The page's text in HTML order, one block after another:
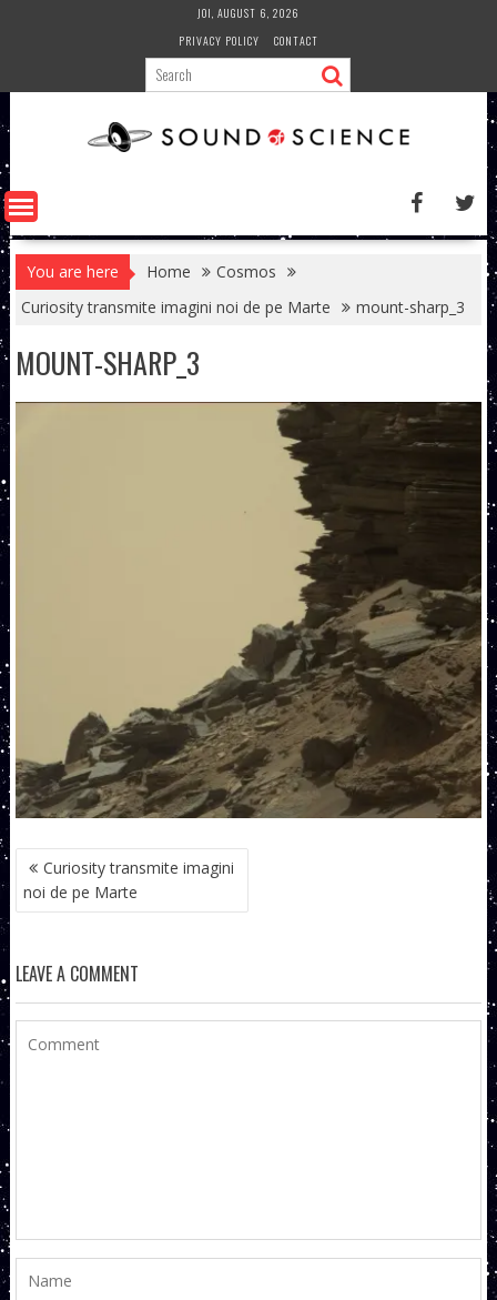
JOI, AUGUST 6, 2026
PRIVACY POLICY
CONTACT
You are here Home
Cosmos
Curiosity transmite imagini noi de pe Marte
mount-sharp_3
MOUNT-SHARP_3
NAVIGARE
ÎN
ARTICOLE
Curiosity transmite imagini
noi de pe Marte
LEAVE A COMMENT